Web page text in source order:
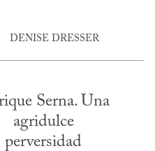
DENISE DRESSER
Serna. Una
agridulce
perversidad